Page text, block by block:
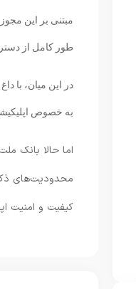
مبتنی بر این
طور کامل از
در این میان، با
به خصوص
اما حالا بانک
محدودیت‌های
کیفیت و امنیت